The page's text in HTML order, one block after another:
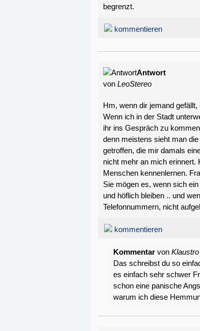
begrenzt.
kommentieren
Antwort
von LeoStereo
Hm, wenn dir jemand
Wenn ich in der Stadt
ihr ins Gespräch zu
denn meistens sieht man
getroffen, die mir damals
nicht mehr an mich erinnert.
Menschen kennenlernen.
Sie mögen es, wenn sich
und höflich bleiben .. und
Telefonnummern, nicht
kommentieren
Kommentar von Klaustro
Das schreibst du so
es einfach sehr schwer
schon eine panische
warum ich diese